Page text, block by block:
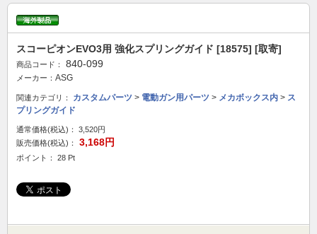
スコーピオンEVO3用 強化スプリングガイド [18575] [取寄]
商品コード： 840-099
メーカー： ASG
関連カテゴリ： カスタムパーツ > 電動ガン用パーツ > メカボックス内 > ス
プリングガイド
通常価格(税込)：
3,520円
販売価格(税込)：
3,168円
ポイント： 28 Pt